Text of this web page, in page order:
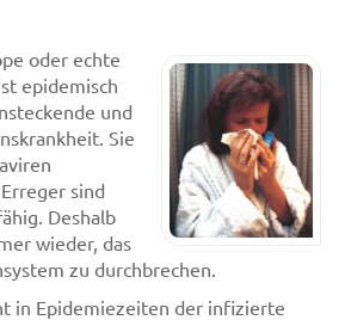
oder echte
epidemisch
und
Sie
sind
Deshalb
wieder, das
zu durchbrechen.
in Epidemiezeiten der infizierte